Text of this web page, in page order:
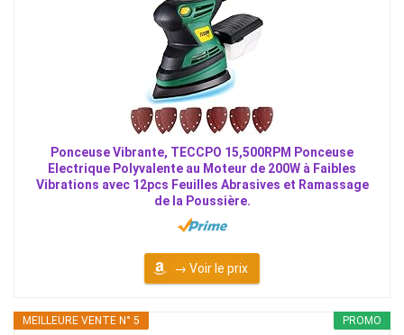
Ponceuse Vibrante, TECCPO 15,500RPM Ponceuse
Electrique Polyvalente au Moteur de 200W à Faibles
Vibrations avec 12pcs Feuilles Abrasives et Ramassage
de la Poussière.
→ Voir le prix
PROMO
MEILLEURE VENTE N° 5